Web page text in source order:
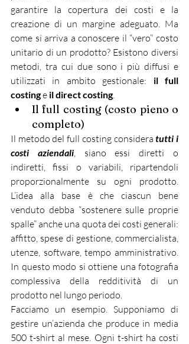
garantire la copertura dei costi e la
creazione di un margine adeguato. Ma
come si arriva a conoscere il “vero” costo
unitario di un prodotto? Esistono diversi
metodi, tra cui due sono i più diffusi e
utilizzati in ambito gestionale: il full
costing e il direct costing.
Il full costing (costo pieno o
completo)
Il metodo del full costing considera tutti i
costi aziendali, siano essi diretti o
indiretti, fissi o variabili, ripartendoli
proporzionalmente su ogni prodotto.
L’idea alla base è che ciascun bene
venduto debba “sostenere sulle proprie
spalle” anche una quota dei costi generali:
affitto, spese di gestione, commercialista,
utenze, software, tempo amministrativo.
In questo modo si ottiene una fotografia
complessiva della redditività di un
prodotto nel lungo periodo.
Facciamo un esempio. Supponiamo di
gestire un’azienda che produce in media
500 t-shirt al mese. Ogni t-shirt ha costi